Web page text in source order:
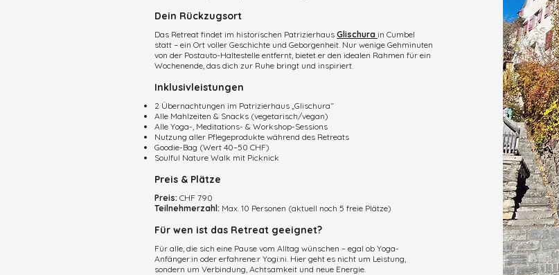
Dein Rückzugsort
Das Retreat findet im historischen Patrizierhaus Glischura in Cumbel
statt – ein Ort voller Geschichte und Geborgenheit. Nur wenige Gehminuten
von der Postauto-Haltestelle entfernt, bietet er den idealen Rahmen für ein
Wochenende, das dich zur Ruhe bringt und inspiriert.
Inklusivleistungen
2 Übernachtungen im Patrizierhaus „Glischura“
Alle Mahlzeiten & Snacks (vegetarisch/vegan)
Alle Yoga-, Meditations- & Workshop-Sessions
Nutzung aller Pflegeprodukte während des Retreats
Goodie-Bag (Wert 40–50 CHF)
Soulful Nature Walk mit Picknick
Preis & Plätze
Preis: CHF 790
Teilnehmerzahl: Max. 10 Personen (aktuell noch 5 freie Plätze)
Für wen ist das Retreat geeignet?
Für alle, die sich eine Pause vom Alltag wünschen – egal ob Yoga-
Anfänger:in oder erfahrene:r Yogi:ni. Hier geht es nicht um Leistung,
sondern um Verbindung, Achtsamkeit und neue Energie.